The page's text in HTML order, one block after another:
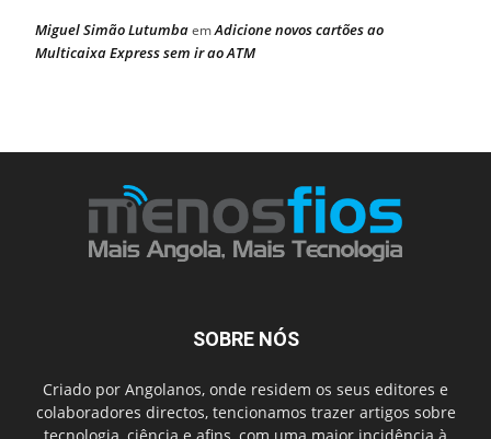
Miguel Simão LutumbaemAdicione novos cartões ao
Multicaixa Express sem ir ao ATM
SOBRE NÓS
Criado por Angolanos, onde residem os seus editores e
colaboradores directos, tencionamos trazer artigos sobre